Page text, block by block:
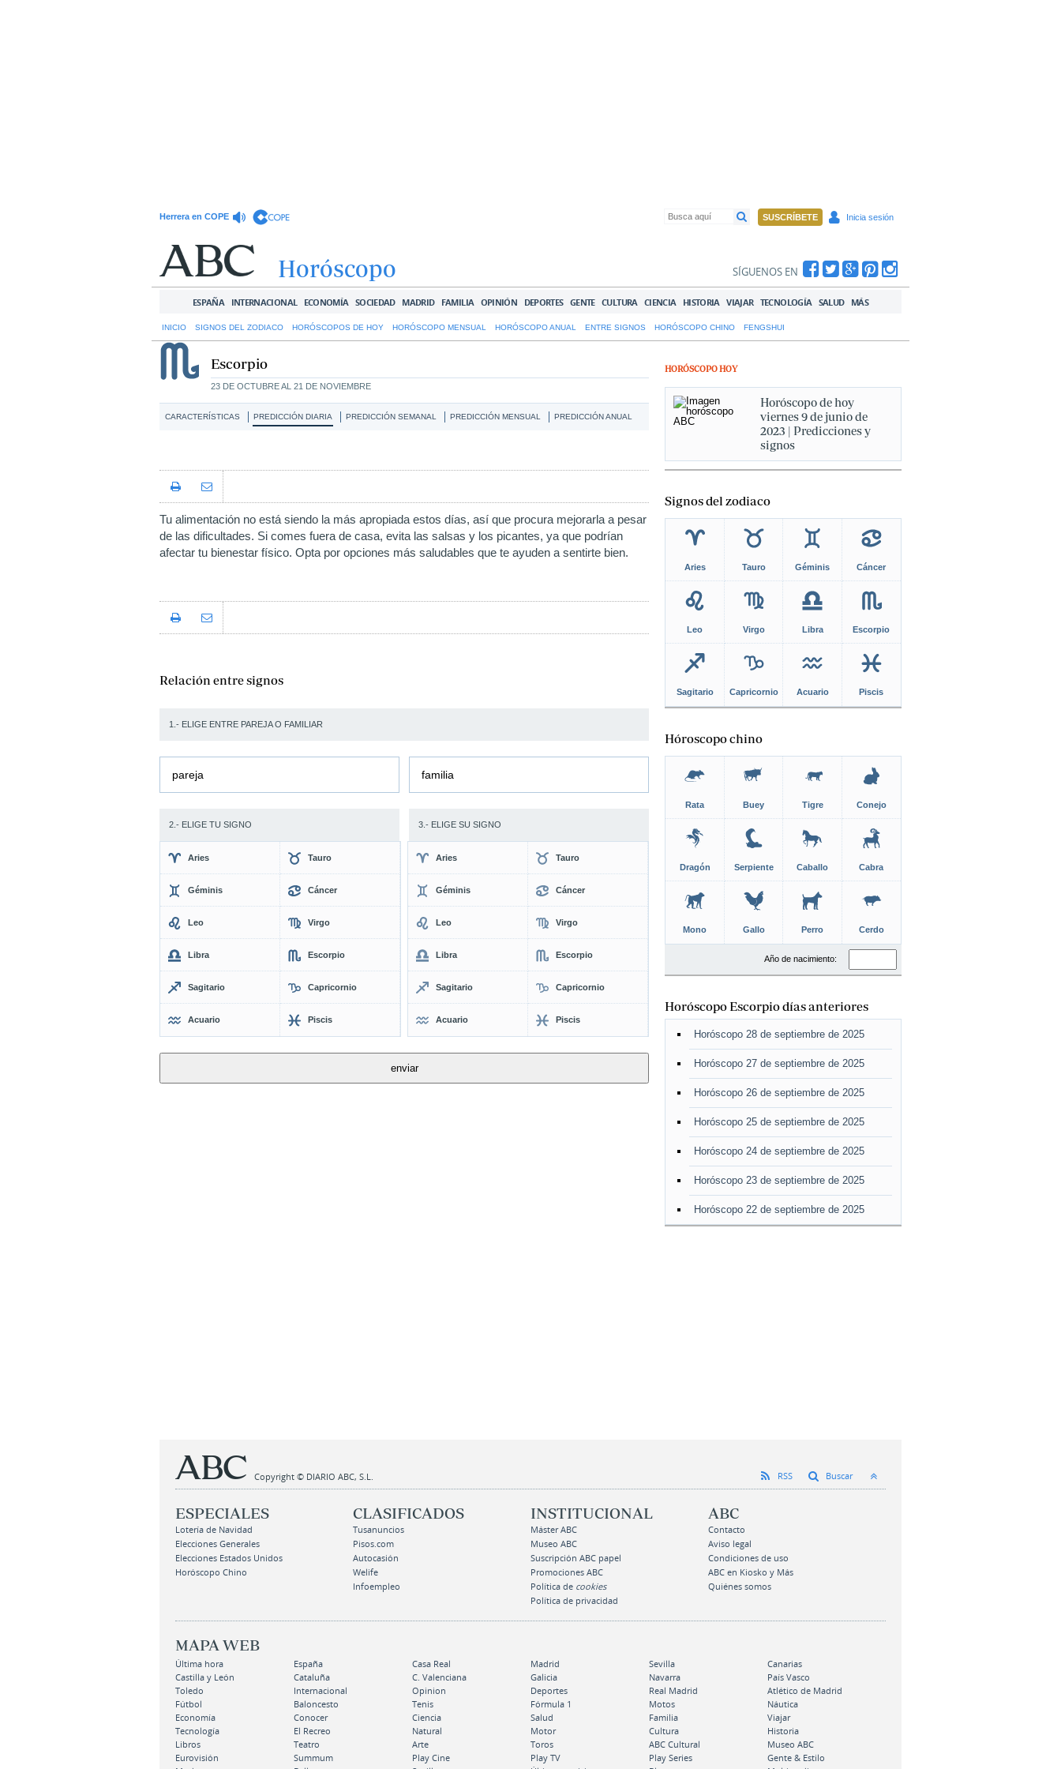
SUSCRÍBETE Inicia sesión
Herrera en COPE
SÍGUENOS EN
ESPAÑA INTERNACIONAL ECONOMÍA SOCIEDAD MADRID FAMILIA OPINIÓN DEPORTES GENTE CULTURA CIENCIA HISTORIA VIAJAR TECNOLOGÍA SALUD MÁS
INICIO SIGNOS DEL ZODIACO HORÓSCOPOS DE HOY HORÓSCOPO MENSUAL HORÓSCOPO ANUAL ENTRE SIGNOS HORÓSCOPO CHINO FENGSHUI
Horóscopo
Escorpio
23 DE OCTUBRE AL 21 DE NOVIEMBRE
CARACTERÍSTICAS PREDICCIÓN DIARIA PREDICCIÓN SEMANAL PREDICCIÓN MENSUAL PREDICCIÓN ANUAL
Tu alimentación no está siendo la más apropiada estos días, así que procura mejorarla a pesar
de las dificultades. Si comes fuera de casa, evita las salsas y los picantes, ya que podrían
afectar tu bienestar físico. Opta por opciones más saludables que te ayuden a sentirte bien.
Relación entre signos
1.- ELIGE ENTRE PAREJA O FAMILIAR
pareja familia
2.- ELIGE TU SIGNO 3.- ELIGE SU SIGNO
Aries Tauro
Géminis Cáncer
Leo Virgo
Libra Escorpio
Sagitario Capricornio
Acuario Piscis
Aries Tauro
Géminis Cáncer
Leo Virgo
Libra Escorpio
Sagitario Capricornio
Acuario Piscis
HORÓSCOPO HOY
Horóscopo de hoy
viernes 9 de junio de
2023 | Predicciones y
signos
Signos del zodiaco
Aries Tauro Géminis Cáncer
Leo Virgo Libra Escorpio
Sagitario Capricornio Acuario Piscis
Hóroscopo chino
Rata Buey Tigre Conejo
Dragón Serpiente Caballo Cabra
Mono Gallo Perro Cerdo
Año de nacimiento:
Horóscopo Escorpio días anteriores
Horóscopo 28 de septiembre de 2025
Horóscopo 27 de septiembre de 2025
Horóscopo 26 de septiembre de 2025
Horóscopo 25 de septiembre de 2025
Horóscopo 24 de septiembre de 2025
Horóscopo 23 de septiembre de 2025
Horóscopo 22 de septiembre de 2025
Copyright © DIARIO ABC, S.L. RSS Buscar
ESPECIALES
Lotería de Navidad
Elecciones Generales
Elecciones Estados Unidos
Horóscopo Chino
CLASIFICADOS
Tusanuncios
Pisos.com
Autocasión
Welife
Infoempleo
INSTITUCIONAL
Máster ABC
Museo ABC
Suscripción ABC papel
Promociones ABC
Política de cookies
Política de privacidad
ABC
Contacto
Aviso legal
Condiciones de uso
ABC en Kiosko y Más
Quiénes somos
MAPA WEB
Última hora España Casa Real Madrid Sevilla
Canarias
Castilla y León
Cataluña C. Valenciana Galicia Navarra
País Vasco
Toledo
Internacional Opinion Deportes Real Madrid
Atlético de Madrid
Fútbol
Baloncesto Tenis Fórmula 1 Motos
Náutica
Economía
Conocer Ciencia Salud Familia
Viajar
Tecnología
El Recreo Natural Motor Cultura
Historia
Libros
Teatro Arte Toros ABC Cultural
Museo ABC
Eurovisión
Summum Play Cine Play TV Play Series
Gente & Estilo